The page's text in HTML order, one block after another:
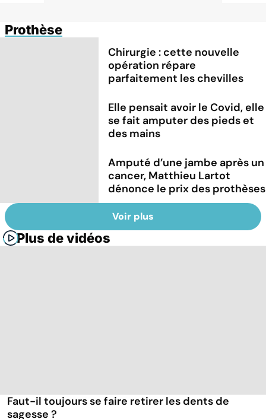
Prothèse
Chirurgie : cette nouvelle
opération répare
parfaitement les chevilles
Elle pensait avoir le Covid, elle
se fait amputer des pieds et
des mains
Amputé d’une jambe après un
cancer, Matthieu Lartot
dénonce le prix des prothèses
Voir plus
Plus de vidéos
Faut-il toujours se faire retirer les dents de
sagesse ?